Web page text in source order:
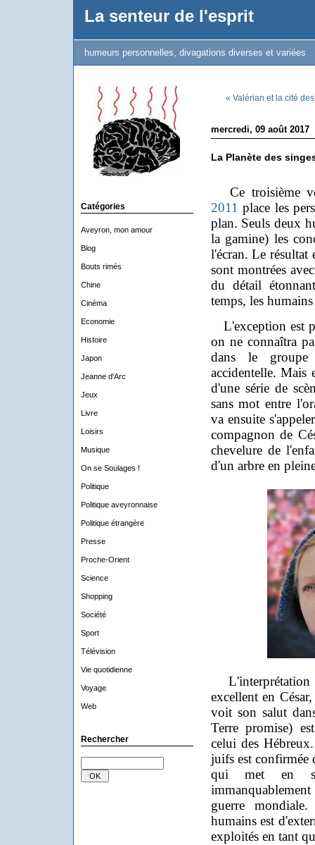
La senteur de l'esprit
humeurs personnelles, divagations diverses et variées
Catégories
Aveyron, mon amour
Blog
Bouts rimés
Chine
Cinéma
Economie
Histoire
Japon
Jeanne d'Arc
Jeux
Livre
Loisirs
Musique
On se Soulages !
Politique
Politique aveyronnaise
Politique étrangère
Presse
Proche-Orient
Science
Shopping
Société
Sport
Télévision
Vie quotidienne
Voyage
Web
Rechercher
« Valérian et la cité
mercredi, 09 août 2017
La Planète des
Ce troisième
2011 place les
plan. Seuls deux
la gamine) les
l'écran. Le résultat
sont montrées
du détail
temps, les
L'exception est
on ne connaîtra
dans le groupe
accidentelle. Mais
d'une série de
sans mot entre
va ensuite
compagnon de
chevelure de
d'un arbre en
L'interprétation
excellent en
voit son salut
Terre promise)
celui des
juifs est confirmée
qui met en
guerre
humains est
exploités en tant